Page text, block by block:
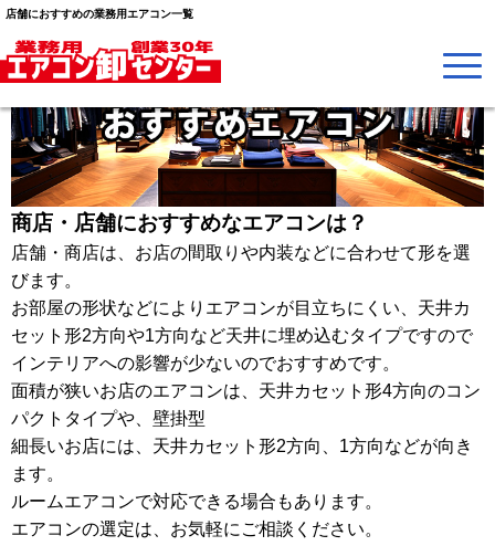
店舗におすすめの業務用エアコン一覧
商店・店舗におすすめなエアコンは？
店舗・商店は、お店の間取りや内装などに合わせて形を選
びます。
お部屋の形状などによりエアコンが目立ちにくい、天井カ
セット形2方向や1方向など天井に埋め込むタイプですので
インテリアへの影響が少ないのでおすすめです。
面積が狭いお店のエアコンは、天井カセット形4方向のコン
パクトタイプや、壁掛型
細長いお店には、天井カセット形2方向、1方向などが向き
ます。
ルームエアコンで対応できる場合もあります。
エアコンの選定は、お気軽にご相談ください。